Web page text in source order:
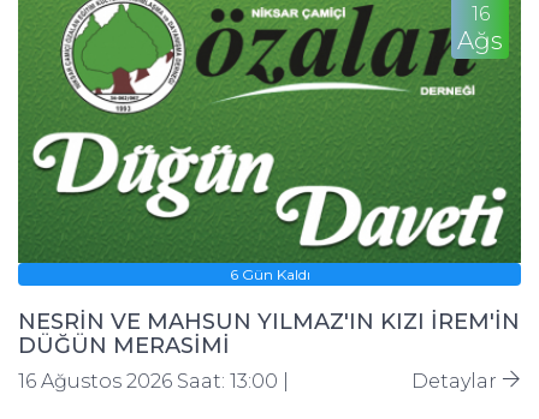
6 Gün Kaldı
16
Ağs
NESRİN VE MAHSUN YILMAZ'IN KIZI İREM'İN
DÜĞÜN MERASİMİ
16 Ağustos 2026 Saat: 13:00 | Detaylar